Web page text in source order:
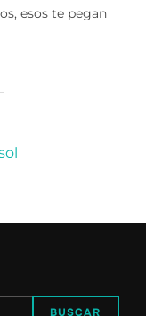
esos te pegan
BUSCAR